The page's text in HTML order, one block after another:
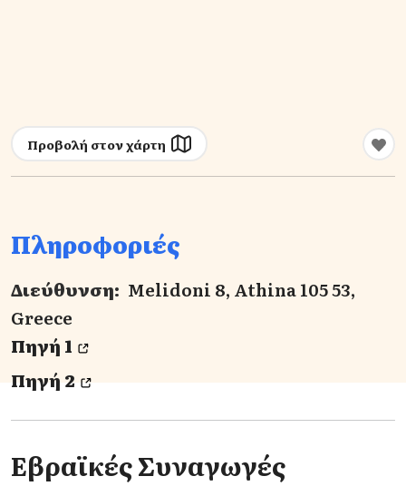
Προβολή στον χάρτη
Πληροφοριές
Διεύθυνση: Melidoni 8, Athina 105 53,
Greece
Πηγή 1
Πηγή 2
Εβραϊκές Συναγωγές